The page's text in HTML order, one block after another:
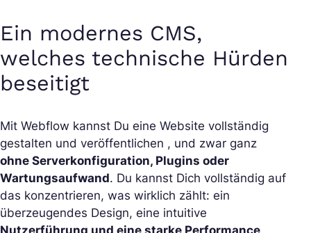
Ein modernes CMS,
welches technische Hürden
beseitigt
Mit Webflow kannst Du eine Website vollständig
gestalten und veröffentlichen , und zwar ganz
ohne Serverkonfiguration, Plugins oder
Wartungsaufwand. Du kannst Dich vollständig auf
das konzentrieren, was wirklich zählt: ein
überzeugendes Design, eine intuitive
Nutzerführung und eine starke Performance